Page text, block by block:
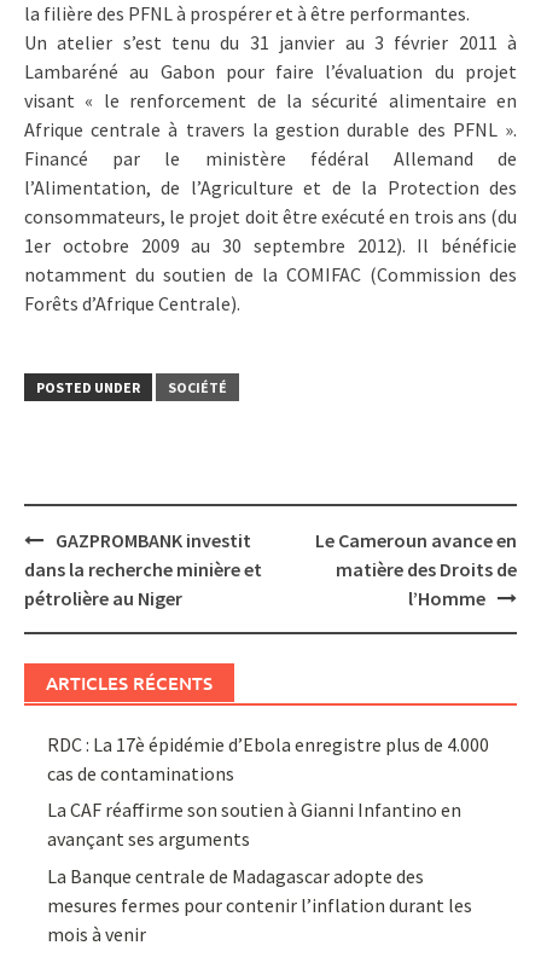
la filière des PFNL à prospérer et à être performantes.
Un atelier s’est tenu du 31 janvier au 3 février 2011 à
Lambaréné au Gabon pour faire l’évaluation du projet
visant « le renforcement de la sécurité alimentaire en
Afrique centrale à travers la gestion durable des PFNL ».
Financé par le ministère fédéral Allemand de
l’Alimentation, de l’Agriculture et de la Protection des
consommateurs, le projet doit être exécuté en trois ans (du
1er octobre 2009 au 30 septembre 2012). Il bénéficie
notamment du soutien de la COMIFAC (Commission des
Forêts d’Afrique Centrale).
POSTED UNDER SOCIÉTÉ
Post
navigation
GAZPROMBANK investit
dans la recherche minière et
pétrolière au Niger
Le Cameroun avance en
matière des Droits de
l’Homme
ARTICLES RÉCENTS
RDC : La 17è épidémie d’Ebola enregistre plus de 4.000
cas de contaminations
La CAF réaffirme son soutien à Gianni Infantino en
avançant ses arguments
La Banque centrale de Madagascar adopte des
mesures fermes pour contenir l’inflation durant les
mois à venir